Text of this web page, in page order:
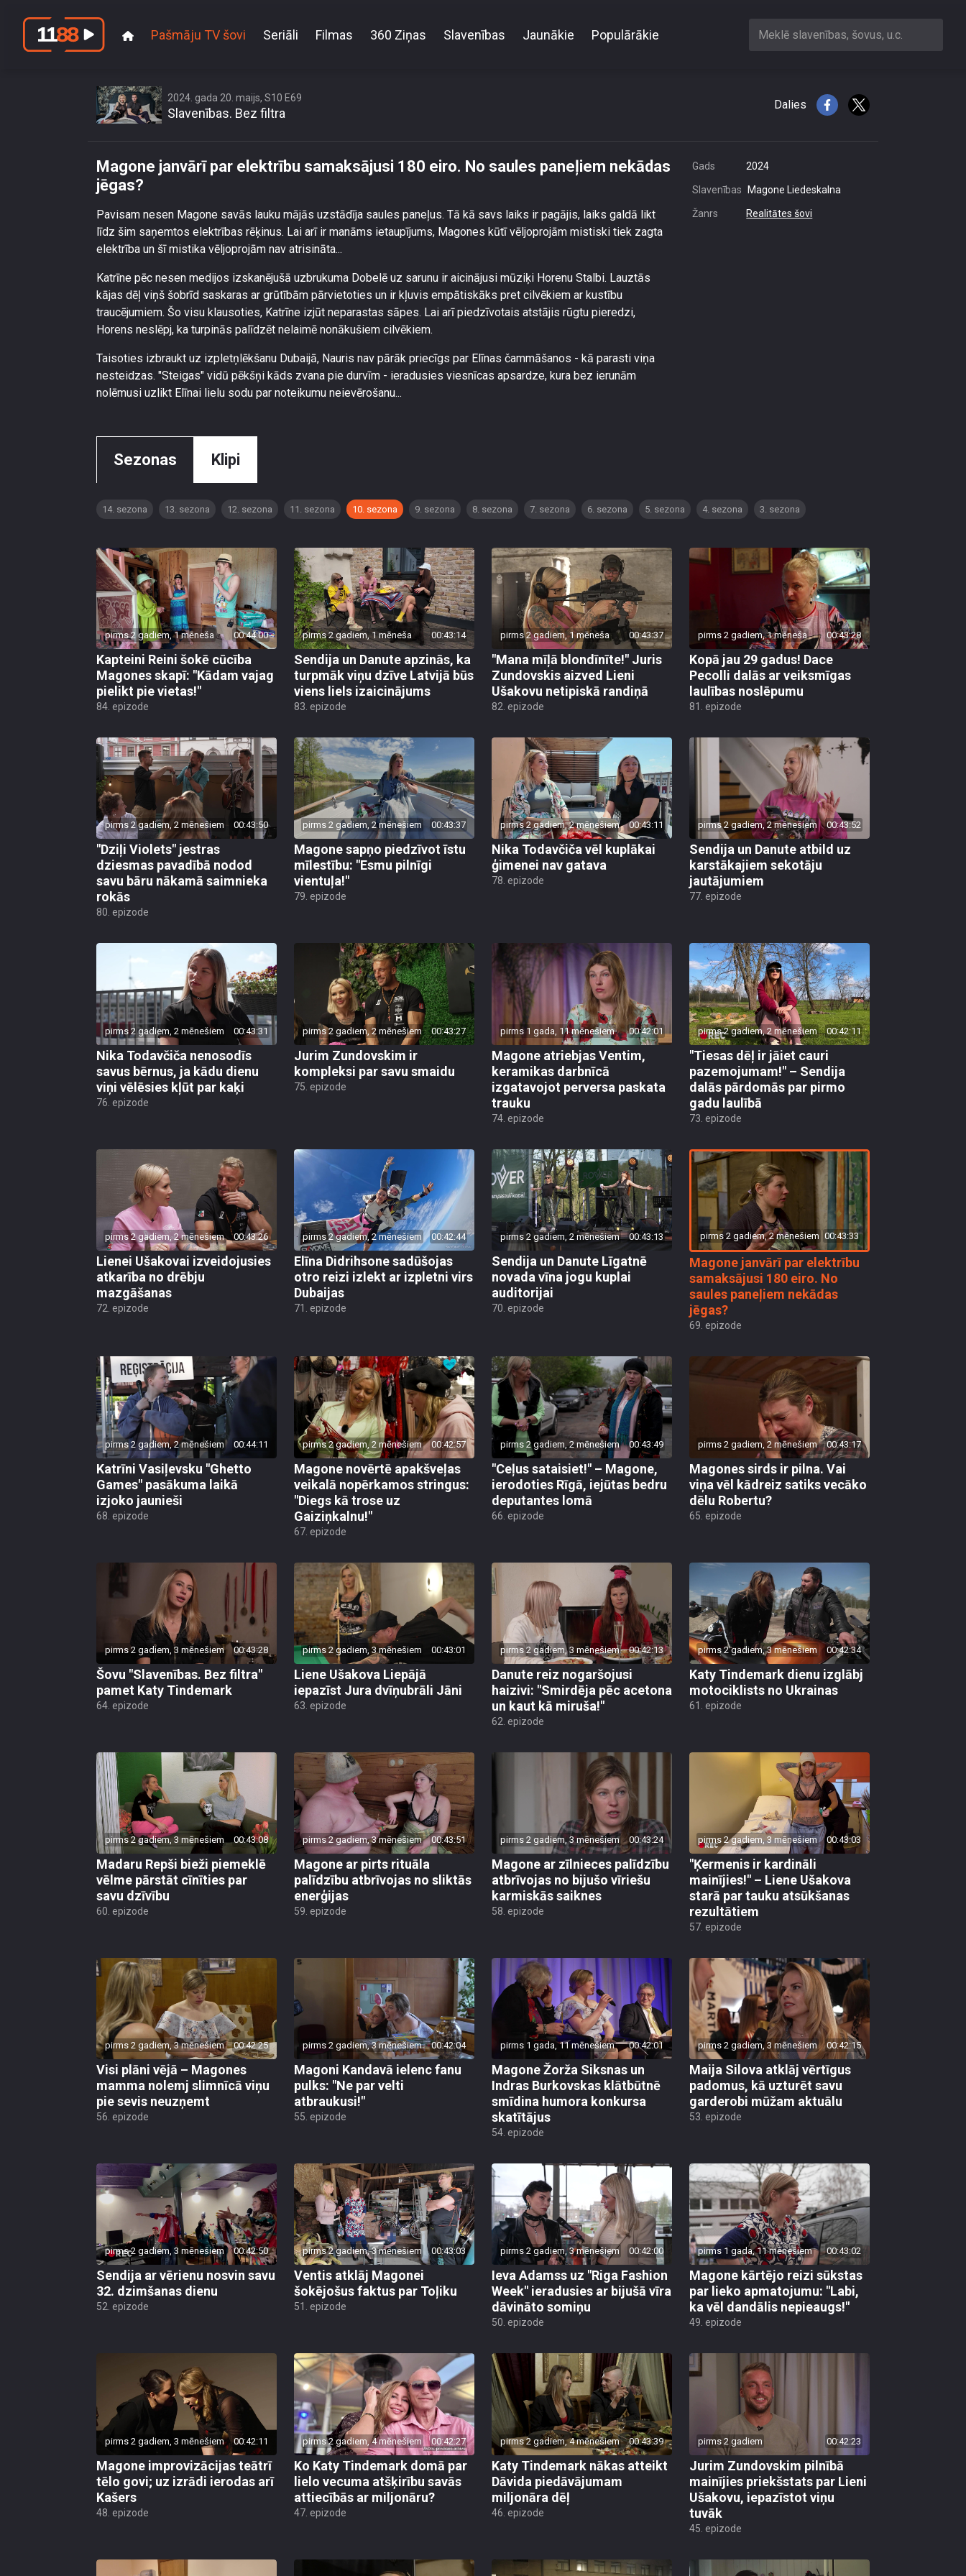
Pašmāju TV šovi Seriāli Filmas 360 Ziņas Slavenības Jaunākie Populārākie Meklē slavenības, šovus, u.c.
2024. gada 20. maijs, S10 E69
Slavenības. Bez filtra
Dalies
Magone janvārī par elektrību samaksājusi 180 eiro. No saules paneļiem nekādas
jēgas?
Pavisam nesen Magone savās lauku mājās uzstādīja saules paneļus. Tā kā savs laiks ir pagājis, laiks galdā likt
līdz šim saņemtos elektrības rēķinus. Lai arī ir manāms ietaupījums, Magones kūtī vēljoprojām mistiski tiek zagta
elektrība un šī mistika vēljoprojām nav atrisināta...
Katrīne pēc nesen medijos izskanējušā uzbrukuma Dobelē uz sarunu ir aicinājusi mūziķi Horenu Stalbi. Lauztās
kājas dēļ viņš šobrīd saskaras ar grūtībām pārvietoties un ir kļuvis empātiskāks pret cilvēkiem ar kustību
traucējumiem. Šo visu klausoties, Katrīne izjūt neparastas sāpes. Lai arī piedzīvotais atstājis rūgtu pieredzi,
Horens neslēpj, ka turpinās palīdzēt nelaimē nonākušiem cilvēkiem.
Taisoties izbraukt uz izpletņlēkšanu Dubaijā, Nauris nav pārāk priecīgs par Elīnas čammāšanos - kā parasti viņa
nesteidzas. "Steigas" vidū pēkšņi kāds zvana pie durvīm - ieradusies viesnīcas apsardze, kura bez ierunām
nolēmusi uzlikt Elīnai lielu sodu par noteikumu neievērošanu...
Gads 2024
Slavenības Magone Liedeskalna
Žanrs Realitātes šovi
Sezonas Klipi
14. sezona 13. sezona 12. sezona 11. sezona 10. sezona 9. sezona 8. sezona 7. sezona 6. sezona 5. sezona 4. sezona 3. sezona
pirms 2 gadiem, 1 mēneša 00:44:00
Kapteini Reini šokē cūcība
Magones skapī: "Kādam vajag
pielikt pie vietas!"
84. epizode
pirms 2 gadiem, 1 mēneša 00:43:14
Sendija un Danute apzinās, ka
turpmāk viņu dzīve Latvijā būs
viens liels izaicinājums
83. epizode
pirms 2 gadiem, 1 mēneša 00:43:37
"Mana mīļā blondīnīte!" Juris
Zundovskis aizved Lieni
Ušakovu netipiskā randiņā
82. epizode
pirms 2 gadiem, 1 mēneša 00:43:28
Kopā jau 29 gadus! Dace
Pecolli dalās ar veiksmīgas
laulības noslēpumu
81. epizode
pirms 2 gadiem, 2 mēnešiem 00:43:50
"Dziļi Violets" jestras
dziesmas pavadībā nodod
savu bāru nākamā saimnieka
rokās
80. epizode
pirms 2 gadiem, 2 mēnešiem 00:43:37
Magone sapņo piedzīvot īstu
mīlestību: "Esmu pilnīgi
vientuļa!"
79. epizode
pirms 2 gadiem, 2 mēnešiem 00:43:11
Nika Todavčiča vēl kuplākai
ģimenei nav gatava
78. epizode
pirms 2 gadiem, 2 mēnešiem 00:43:52
Sendija un Danute atbild uz
karstākajiem sekotāju
jautājumiem
77. epizode
pirms 2 gadiem, 2 mēnešiem 00:43:31
Nika Todavčiča nenosodīs
savus bērnus, ja kādu dienu
viņi vēlēsies kļūt par kaķi
76. epizode
pirms 2 gadiem, 2 mēnešiem 00:43:27
Jurim Zundovskim ir
kompleksi par savu smaidu
75. epizode
pirms 1 gada, 11 mēnešiem 00:42:01
Magone atriebjas Ventim,
keramikas darbnīcā
izgatavojot perversa paskata
trauku
74. epizode
pirms 2 gadiem, 2 mēnešiem 00:42:11
"Tiesas dēļ ir jāiet cauri
pazemojumam!" – Sendija
dalās pārdomās par pirmo
gadu laulībā
73. epizode
pirms 2 gadiem, 2 mēnešiem 00:43:26
Lienei Ušakovai izveidojusies
atkarība no drēbju
mazgāšanas
72. epizode
pirms 2 gadiem, 2 mēnešiem 00:42:44
Elīna Didrihsone sadūšojas
otro reizi izlekt ar izpletni virs
Dubaijas
71. epizode
pirms 2 gadiem, 2 mēnešiem 00:43:13
Sendija un Danute Līgatnē
novada vīna jogu kuplai
auditorijai
70. epizode
pirms 2 gadiem, 2 mēnešiem 00:43:33
Magone janvārī par elektrību
samaksājusi 180 eiro. No
saules paneļiem nekādas
jēgas?
69. epizode
pirms 2 gadiem, 2 mēnešiem 00:44:11
Katrīni Vasiļevsku "Ghetto
Games" pasākuma laikā
izjoko jaunieši
68. epizode
pirms 2 gadiem, 2 mēnešiem 00:42:57
Magone novērtē apakšveļas
veikalā nopērkamos stringus:
"Diegs kā trose uz
Gaiziņkalnu!"
67. epizode
pirms 2 gadiem, 2 mēnešiem 00:43:49
"Ceļus sataisiet!" – Magone,
ierodoties Rīgā, iejūtas bedru
deputantes lomā
66. epizode
pirms 2 gadiem, 2 mēnešiem 00:43:17
Magones sirds ir pilna. Vai
viņa vēl kādreiz satiks vecāko
dēlu Robertu?
65. epizode
pirms 2 gadiem, 3 mēnešiem 00:43:28
Šovu "Slavenības. Bez filtra"
pamet Katy Tindemark
64. epizode
pirms 2 gadiem, 3 mēnešiem 00:43:01
Liene Ušakova Liepājā
iepazīst Jura dvīņubrāli Jāni
63. epizode
pirms 2 gadiem, 3 mēnešiem 00:42:13
Danute reiz nogaršojusi
haizivi: "Smirdēja pēc acetona
un kaut kā miruša!"
62. epizode
pirms 2 gadiem, 3 mēnešiem 00:42:34
Katy Tindemark dienu izglābj
motociklists no Ukrainas
61. epizode
pirms 2 gadiem, 3 mēnešiem 00:43:08
Madaru Repši bieži piemeklē
vēlme pārstāt cīnīties par
savu dzīvību
60. epizode
pirms 2 gadiem, 3 mēnešiem 00:43:51
Magone ar pirts rituāla
palīdzību atbrīvojas no sliktās
enerģijas
59. epizode
pirms 2 gadiem, 3 mēnešiem 00:43:24
Magone ar zīlnieces palīdzību
atbrīvojas no bijušo vīriešu
karmiskās saiknes
58. epizode
pirms 2 gadiem, 3 mēnešiem 00:43:03
"Ķermenis ir kardināli
mainījies!" – Liene Ušakova
starā par tauku atsūkšanas
rezultātiem
57. epizode
pirms 2 gadiem, 3 mēnešiem 00:42:25
Visi plāni vējā – Magones
mamma nolemj slimnīcā viņu
pie sevis neuzņemt
56. epizode
pirms 2 gadiem, 3 mēnešiem 00:42:04
Magoni Kandavā ielenc fanu
pulks: "Ne par velti
atbraukusi!"
55. epizode
pirms 1 gada, 11 mēnešiem 00:42:01
Magone Žorža Siksnas un
Indras Burkovskas klātbūtnē
smīdina humora konkursa
skatītājus
54. epizode
pirms 2 gadiem, 3 mēnešiem 00:42:15
Maija Silova atklāj vērtīgus
padomus, kā uzturēt savu
garderobi mūžam aktuālu
53. epizode
pirms 2 gadiem, 3 mēnešiem 00:42:50
Sendija ar vērienu nosvin savu
32. dzimšanas dienu
52. epizode
pirms 2 gadiem, 3 mēnešiem 00:43:03
Ventis atklāj Magonei
šokējošus faktus par Toļiku
51. epizode
pirms 2 gadiem, 3 mēnešiem 00:42:00
Ieva Adamss uz "Riga Fashion
Week" ieradusies ar bijušā vīra
dāvināto somiņu
50. epizode
pirms 1 gada, 11 mēnešiem 00:43:02
Magone kārtējo reizi sūkstas
par lieko apmatojumu: "Labi,
ka vēl dandālis nepieaugs!"
49. epizode
pirms 2 gadiem, 3 mēnešiem 00:42:11
Magone improvizācijas teātrī
tēlo govi; uz izrādi ierodas arī
Kašers
48. epizode
pirms 2 gadiem, 4 mēnešiem 00:42:27
Ko Katy Tindemark domā par
lielo vecuma atšķirību savās
attiecībās ar miljonāru?
47. epizode
pirms 2 gadiem, 4 mēnešiem 00:43:39
Katy Tindemark nākas atteikt
Dāvida piedāvājumam
miljonāra dēļ
46. epizode
pirms 2 gadiem 00:42:23
Jurim Zundovskim pilnībā
mainījies priekšstats par Lieni
Ušakovu, iepazīstot viņu
tuvāk
45. epizode